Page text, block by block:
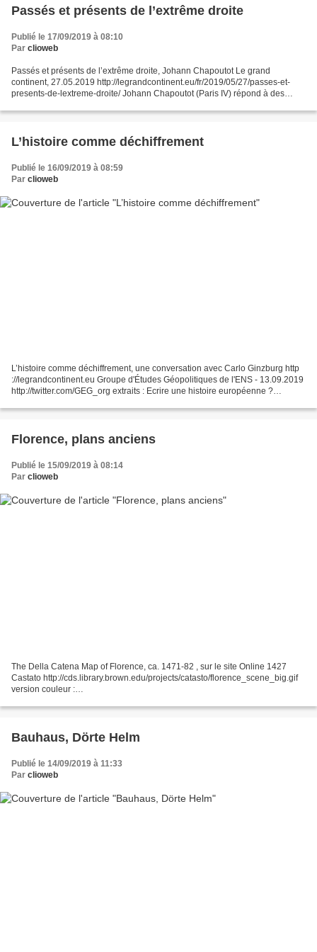
Passés et présents de l’extrême droite
Publié le 17/09/2019 à 08:10
Par clioweb
Passés et présents de l’extrême droite, Johann Chapoutot Le grand
continent, 27.05.2019 http://legrandcontinent.eu/fr/2019/05/27/passes-et-
presents-de-lextreme-droite/ Johann Chapoutot (Paris IV) répond à des
L’histoire comme déchiffrement
Publié le 16/09/2019 à 08:59
Par clioweb
L’histoire comme déchiffrement, une conversation avec Carlo Ginzburg http
://legrandcontinent.eu Groupe d'Études Géopolitiques de l'ENS - 13.09.2019
http://twitter.com/GEG_org extraits : Ecrire une histoire européenne ?
Florence, plans anciens
Publié le 15/09/2019 à 08:14
Par clioweb
The Della Catena Map of Florence, ca. 1471-82 , sur le site Online 1427
Castato http://cds.library.brown.edu/projects/catasto/florence_scene_big.gif
version couleur :
Hogenberg - Florence...
Bauhaus, Dörte Helm
Publié le 14/09/2019 à 11:33
Par clioweb